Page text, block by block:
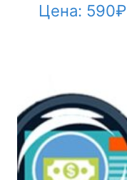
Цена: 590₽